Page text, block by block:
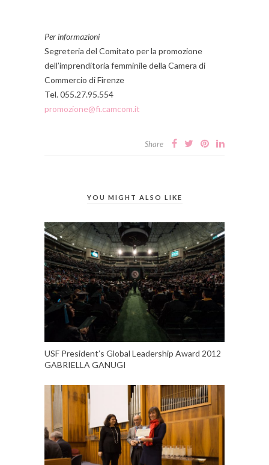
Per informazioni
Segreteria del Comitato per la promozione
dell’imprenditoria femminile della Camera di
Commercio di Firenze
Tel. 055.27.95.554
promozione@fi.camcom.it
Share
YOU MIGHT ALSO LIKE
USF President’s Global Leadership Award 2012
GABRIELLA GANUGI